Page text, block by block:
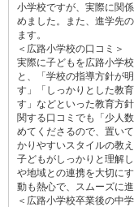
小学校ですが、実際に関
めました。また、進学先
ます。
＜広路小学校の口コミ＞
実際に子どもを広路小学
と、「学校の指導方針が
す」「しっかりとした教
す」などといった教育方
関する口コミでも「少人
めてくださるので、置い
かりやすいスタイルの教
子どもがしっかりと理解
や地域との連携を大切に
動も熱心で、スムーズに
＜広路小学校卒業後の中